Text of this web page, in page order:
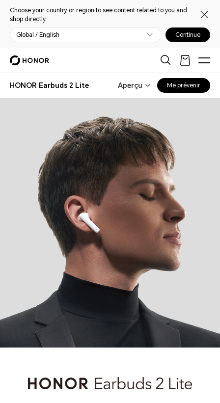
Choose your country or region to see content related to you and
shop directly.
Global / English Continue
HONOR Earbuds 2 Lite Aperçu Me prévenir